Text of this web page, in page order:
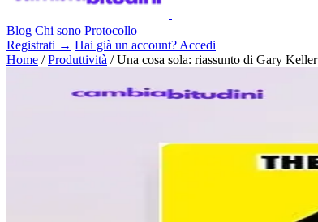
Blog Chi sono Protocollo
Registrati → Hai già un account? Accedi
Home / Produttività / Una cosa sola: riassunto di Gary Keller